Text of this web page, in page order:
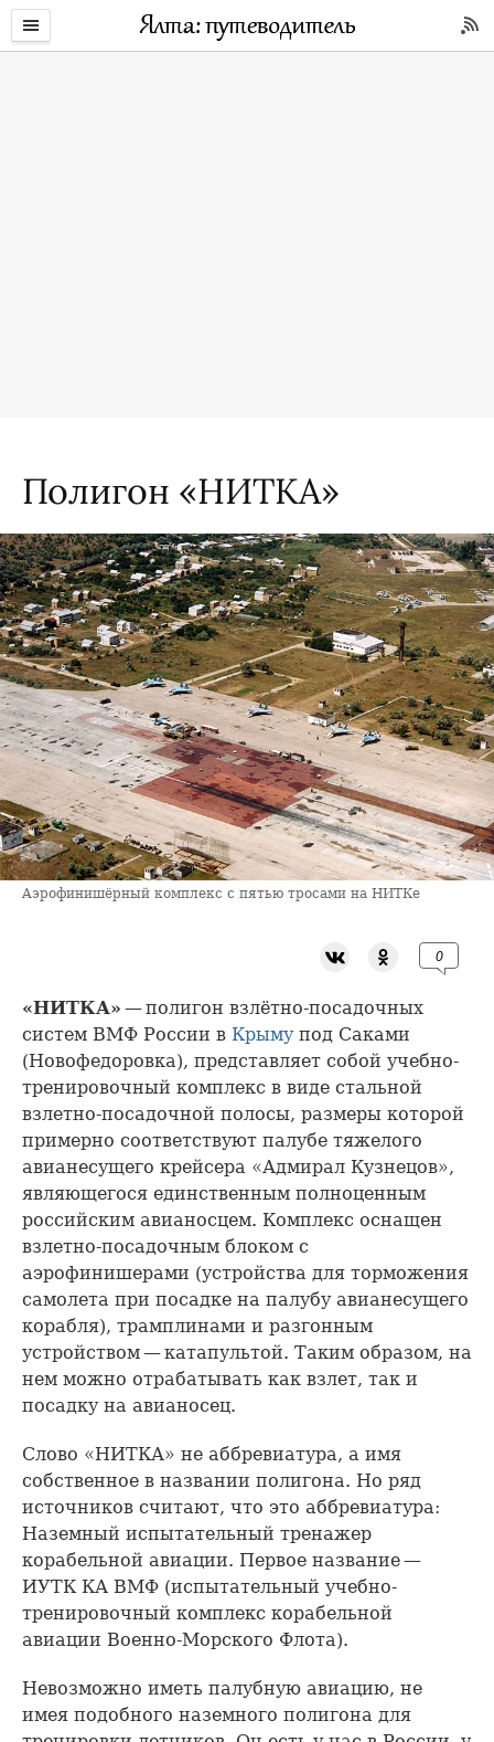
Полигон «НИТКА»
Aэрофинишёрный комплекс с пятью тросами на НИТКе
0
«НИТКА» — полигон взлётно-посадочных
систем ВМФ России в Крымупод Саками
(Новофедоровка), представляет собой учебно-
тренировочный комплекс в виде стальной
взлетно-посадочной полосы, размеры которой
примерно соответствуют палубе тяжелого
авианесущего крейсера «Адмирал Кузнецов»,
являющегося единственным полноценным
российским авианосцем. Комплекс оснащен
взлетно-посадочным блоком с
аэрофинишерами (устройства для торможения
самолета при посадке на палубу авианесущего
корабля), трамплинами и разгонным
устройством — катапультой. Таким образом, на
нем можно отрабатывать как взлет, так и
посадку на авианосец.
Слово «НИТКА» не аббревиатура, а имя
собственное в названии полигона. Но ряд
источников считают, что это аббревиатура:
Наземный испытательный тренажер
корабельной авиации. Первое название —
ИУТК КА ВМФ (испытательный учебно-
тренировочный комплекс корабельной
авиации Военно-Морского Флота).
Невозможно иметь палубную авиацию, не
имея подобного наземного полигона для